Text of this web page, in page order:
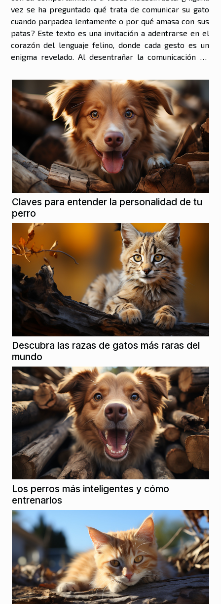
vez se ha preguntado qué trata de comunicar su gato
cuando parpadea lentamente o por qué amasa con sus
patas? Este texto es una invitación a adentrarse en el
corazón del lenguaje felino, donde cada gesto es un
enigma revelado. Al desentrañar la comunicación de
profunda de sus necesidades y...
Claves para entender la personalidad de tu
perro
Descubra las razas de gatos más raras del
mundo
Los perros más inteligentes y cómo
entrenarlos